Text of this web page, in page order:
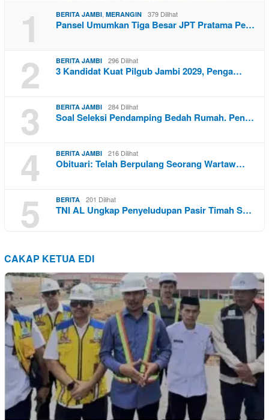
1 BERITA JAMBI MERANGIN 379 Dilihat
Pansel Umumkan Tiga Besar JPT Pratama Pe…
2 BERITA JAMBI 296 Dilihat
3 Kandidat Kuat Pilgub Jambi 2029, Penga…
3 BERITA JAMBI 284 Dilihat
Soal Seleksi Pendamping Bedah Rumah. Pen…
4 BERITA JAMBI 216 Dilihat
Obituari: Telah Berpulang Seorang Wartaw…
5 BERITA 201 Dilihat
TNI AL Ungkap Penyeludupan Pasir Timah S…
CAKAP KETUA EDI